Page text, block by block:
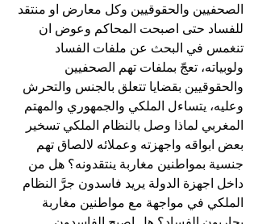
الصحفيين والحقوقيين وكل معارض او منتقد
للفساد حتى اصبحت المحاكم وعوض ان
تنغمس في البحث عن ملفات الفساد
ولوبياته، تعجّ بملفات تهم الصحفيين
والحقوقيين بقضايا تتعلق بالجنس والتحرش
وعليه، يتساءل الملكي والجمهوري والمهتم
المغربي لماذا وصل بالنظام الملكي تسخير
بعض ابواقه واجهزته وعملائه لالصاق تهم
جنسية بمواطنين مغاربة ينتقدونه؟ هل من
داخل اجهزة الدولة يريد فاسدون جرَّ النظام
الملكي في مواجهة مع مواطنين مغاربة